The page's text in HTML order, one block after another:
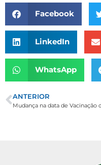
Facebook
LinkedIn
WhatsApp
ANTERIOR